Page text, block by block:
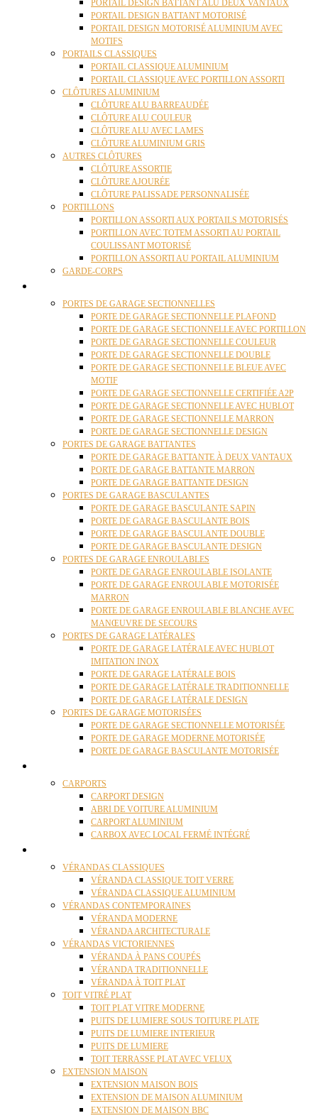
PORTAIL DESIGN BATTANT ALU DEUX VANTAUX
PORTAIL DESIGN BATTANT MOTORISÉ
PORTAIL DESIGN MOTORISÉ ALUMINIUM AVEC
MOTIFS
PORTAILS CLASSIQUES
PORTAIL CLASSIQUE ALUMINIUM
PORTAIL CLASSIQUE AVEC PORTILLON ASSORTI
CLÔTURES ALUMINIUM
CLÔTURE ALU BARREAUDÉE
CLÔTURE ALU COULEUR
CLÔTURE ALU AVEC LAMES
CLÔTURE ALUMINIUM GRIS
AUTRES CLÔTURES
CLÔTURE ASSORTIE
CLÔTURE AJOURÉE
CLÔTURE PALISSADE PERSONNALISÉE
PORTILLONS
PORTILLON ASSORTI AUX PORTAILS MOTORISÉS
PORTILLON AVEC TOTEM ASSORTI AU PORTAIL
COULISSANT MOTORISÉ
PORTILLON ASSORTI AU PORTAIL ALUMINIUM
GARDE-CORPS
PORTES DE GARAGE SECTIONNELLES
PORTE DE GARAGE SECTIONNELLE PLAFOND
PORTE DE GARAGE SECTIONNELLE AVEC PORTILLON
PORTE DE GARAGE SECTIONNELLE COULEUR
PORTE DE GARAGE SECTIONNELLE DOUBLE
PORTE DE GARAGE SECTIONNELLE BLEUE AVEC
MOTIF
PORTE DE GARAGE SECTIONNELLE CERTIFIÉE A2P
PORTE DE GARAGE SECTIONNELLE AVEC HUBLOT
PORTE DE GARAGE SECTIONNELLE MARRON
PORTE DE GARAGE SECTIONNELLE DESIGN
PORTES DE GARAGE BATTANTES
PORTE DE GARAGE BATTANTE À DEUX VANTAUX
PORTE DE GARAGE BATTANTE MARRON
PORTE DE GARAGE BATTANTE DESIGN
PORTES DE GARAGE BASCULANTES
PORTE DE GARAGE BASCULANTE SAPIN
PORTE DE GARAGE BASCULANTE BOIS
PORTE DE GARAGE BASCULANTE DOUBLE
PORTE DE GARAGE BASCULANTE DESIGN
PORTES DE GARAGE ENROULABLES
PORTE DE GARAGE ENROULABLE ISOLANTE
PORTE DE GARAGE ENROULABLE MOTORISÉE
MARRON
PORTE DE GARAGE ENROULABLE BLANCHE AVEC
MANŒUVRE DE SECOURS
PORTES DE GARAGE LATÉRALES
PORTE DE GARAGE LATÉRALE AVEC HUBLOT
IMITATION INOX
PORTE DE GARAGE LATÉRALE BOIS
PORTE DE GARAGE LATÉRALE TRADITIONNELLE
PORTE DE GARAGE LATÉRALE DESIGN
PORTES DE GARAGE MOTORISÉES
PORTE DE GARAGE SECTIONNELLE MOTORISÉE
PORTE DE GARAGE MODERNE MOTORISÉE
PORTE DE GARAGE BASCULANTE MOTORISÉE
CARPORTS
CARPORT DESIGN
ABRI DE VOITURE ALUMINIUM
CARPORT ALUMINIUM
CARBOX AVEC LOCAL FERMÉ INTÉGRÉ
VÉRANDAS CLASSIQUES
VÉRANDA CLASSIQUE TOIT VERRE
VÉRANDA CLASSIQUE ALUMINIUM
VÉRANDAS CONTEMPORAINES
VÉRANDA MODERNE
VÉRANDA ARCHITECTURALE
VÉRANDAS VICTORIENNES
VÉRANDA À PANS COUPÉS
VÉRANDA TRADITIONNELLE
VÉRANDA À TOIT PLAT
TOIT VITRÉ PLAT
TOIT PLAT VITRE MODERNE
PUITS DE LUMIERE SOUS TOITURE PLATE
PUITS DE LUMIERE INTERIEUR
PUITS DE LUMIERE
TOIT TERRASSE PLAT AVEC VELUX
EXTENSION MAISON
EXTENSION MAISON BOIS
EXTENSION DE MAISON ALUMINIUM
EXTENSION DE MAISON BBC